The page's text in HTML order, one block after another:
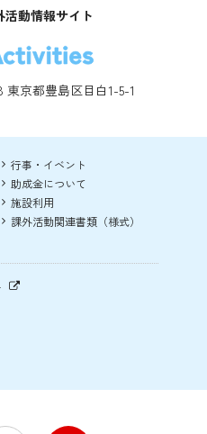
動情報サイト
東京都豊島区目白1-5-1
行事・イベント
助成金について
施設利用
課外活動関連書類（様式）